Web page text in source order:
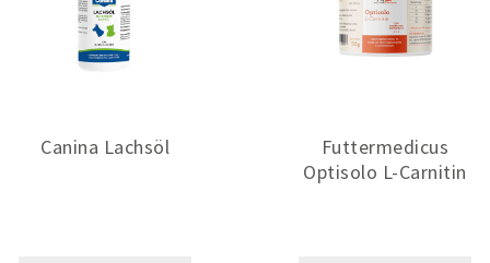
Canina Lachsöl
Futtermedicus
Optisolo L-Carnitin